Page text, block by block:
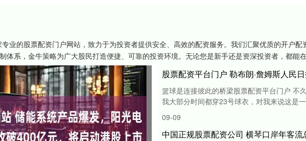
业的股票配资门户网站，致力于为投资者提供安全、高效的配资服务。我们汇聚优质的开户
体系，金牛策略为广大股民打造便捷、可靠的投资环境。无论您是新手还是资深投资者，都能
股票配资平台门户 勒布朗·詹姆斯人民
篮球是连接彼此的桥梁股票配资平台门户 不
我大部分时间都穿23号球衣，对我来说这是
09-09
中国正规股票配资公司 横琴口岸年客